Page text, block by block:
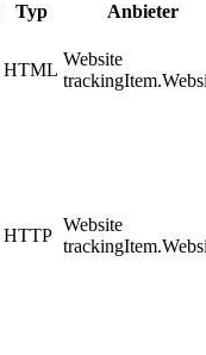
Typ Anbieter
HTML
Website
HTTP
Website